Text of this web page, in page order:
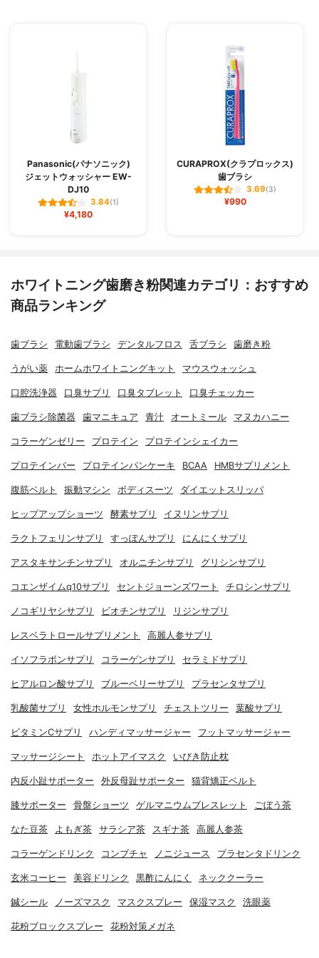
Panasonic(パナソニック)
ジェットウォッシャー EW-
DJ10
3.84(1)
¥4,180
CURAPROX(クラプロックス)
歯ブラシ
3.69(3)
¥990
ホワイトニング歯磨き粉関連カテゴリ：おすすめ
商品ランキング
歯ブラシ 電動歯ブラシ デンタルフロス 舌ブラシ 歯磨き粉
うがい薬 ホームホワイトニングキット マウスウォッシュ
口腔洗浄器 口臭サプリ 口臭タブレット 口臭チェッカー
歯ブラシ除菌器 歯マニキュア 青汁 オートミール マヌカハニー
コラーゲンゼリー プロテイン プロテインシェイカー
プロテインバー プロテインパンケーキ BCAA HMBサプリメント
腹筋ベルト 振動マシン ボディスーツ ダイエットスリッパ
ヒップアップショーツ 酵素サプリ イヌリンサプリ
ラクトフェリンサプリ すっぽんサプリ にんにくサプリ
アスタキサンチンサプリ オルニチンサプリ グリシンサプリ
コエンザイムq10サプリ セントジョーンズワート チロシンサプリ
ノコギリヤシサプリ ビオチンサプリ リジンサプリ
レスベラトロールサプリメント 高麗人参サプリ
イソフラボンサプリ コラーゲンサプリ セラミドサプリ
ヒアルロン酸サプリ ブルーベリーサプリ プラセンタサプリ
乳酸菌サプリ 女性ホルモンサプリ チェストツリー 葉酸サプリ
ビタミンCサプリ ハンディマッサージャー フットマッサージャー
マッサージシート ホットアイマスク いびき防止枕
内反小趾サポーター 外反母趾サポーター 猫背矯正ベルト
膝サポーター 骨盤ショーツ ゲルマニウムブレスレット ごぼう茶
なた豆茶 よもぎ茶 サラシア茶 スギナ茶 高麗人参茶
コラーゲンドリンク コンブチャ ノニジュース プラセンタドリンク
玄米コーヒー 美容ドリンク 黒酢にんにく ネッククーラー
鍼シール ノーズマスク マスクスプレー 保湿マスク 洗眼薬
花粉ブロックスプレー 花粉対策メガネ